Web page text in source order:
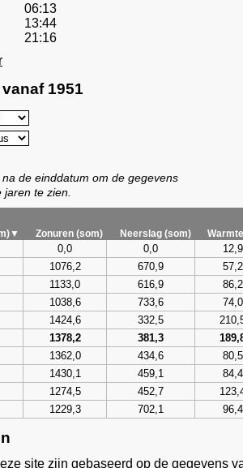
06:13
13:44
21:16
1951
de einddatum om de gegevens
te zien.
Zonuren (som) Neerslag (som)
0,0 0,0 12,9
1076,2 670,9 57,2
1133,0 616,9 86,2
1038,6 733,6 74,0
1424,6 332,5
1378,2 381,3
1362,0 434,6 80,5
1430,1 459,1 84,4
1274,5 452,7
1229,3 702,1 96,4
site zijn gebaseerd op de gegevens